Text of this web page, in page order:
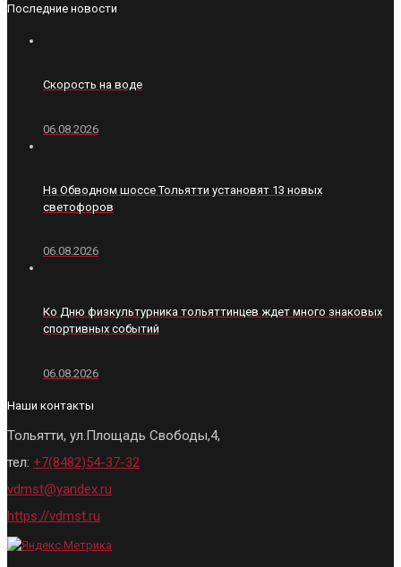
Последние новости
Скорость на воде
06.08.2026
На Обводном шоссе Тольятти установят 13 новых
светофоров
06.08.2026
Ко Дню физкультурника тольяттинцев ждет много знаковых
спортивных событий
06.08.2026
Наши контакты
Тольятти, ул.Площадь Свободы,4,
тел: +7(8482)54-37-32
vdmst@yandex.ru
https://vdmst.ru